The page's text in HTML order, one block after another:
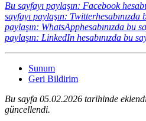
Bu sayfayı paylaşın: Facebook
sayfayı paylaşın: Twitterhesabınızda
paylaşın: WhatsApphesabınızda bu
paylaşın: LinkedIn hesabınızda bu
Sunum
Geri Bildirim
Bu sayfa 05.02.2026 tarihinde
güncellendi.